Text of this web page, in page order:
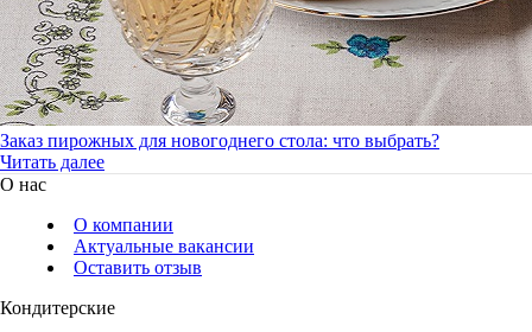
Заказ пирожных для новогоднего стола: что выбрать?
Читать далее
О нас
О компании
Актуальные вакансии
Оставить отзыв
Кондитерские